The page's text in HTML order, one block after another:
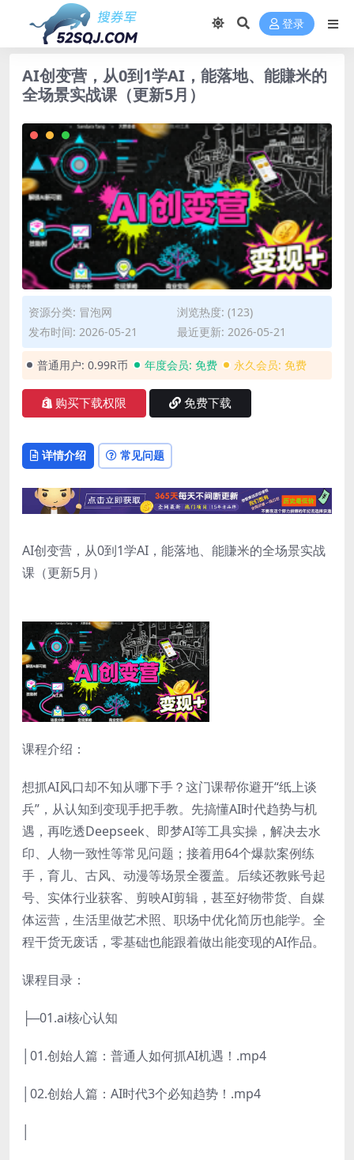
登录
AI创变营，从0到1学AI，能落地、能賺米的
全场景实战课（更新5月）
资源分类: 冒泡网
浏览热度: (123)
发布时间: 2026-05-21
最近更新: 2026-05-21
普通用户: 0.99R币 年度会员: 免费 永久会员: 免费
购买下载权限 免费下载
详情介绍 常见问题
AI创变营，从0到1学AI，能落地、能賺米的全场景实战
课（更新5月）
课程介绍：
想抓AI风口却不知从哪下手？这门课帮你避开“纸上谈
兵”，从认知到变现手把手教。先搞懂AI时代趋势与机
遇，再吃透Deepseek、即梦AI等工具实操，解决去水
印、人物一致性等常见问题；接着用64个爆款案例练
手，育儿、古风、动漫等场景全覆盖。后续还教账号起
号、实体行业获客、剪映AI剪辑，甚至好物带货、自媒
体运营，生活里做艺术照、职场中优化简历也能学。全
程干货无废话，零基础也能跟着做出能变现的AI作品。
课程目录：
├─01.ai核心认知
│01.创始人篇：普通人如何抓AI机遇！.mp4
│02.创始人篇：AI时代3个必知趋势！.mp4